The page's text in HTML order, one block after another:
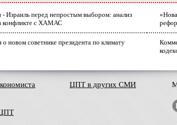
Израиль перед непростым выбором: анализ
конфликте с ХАМАС
новом советнике президента по климату
ЦПТ в других СМИ